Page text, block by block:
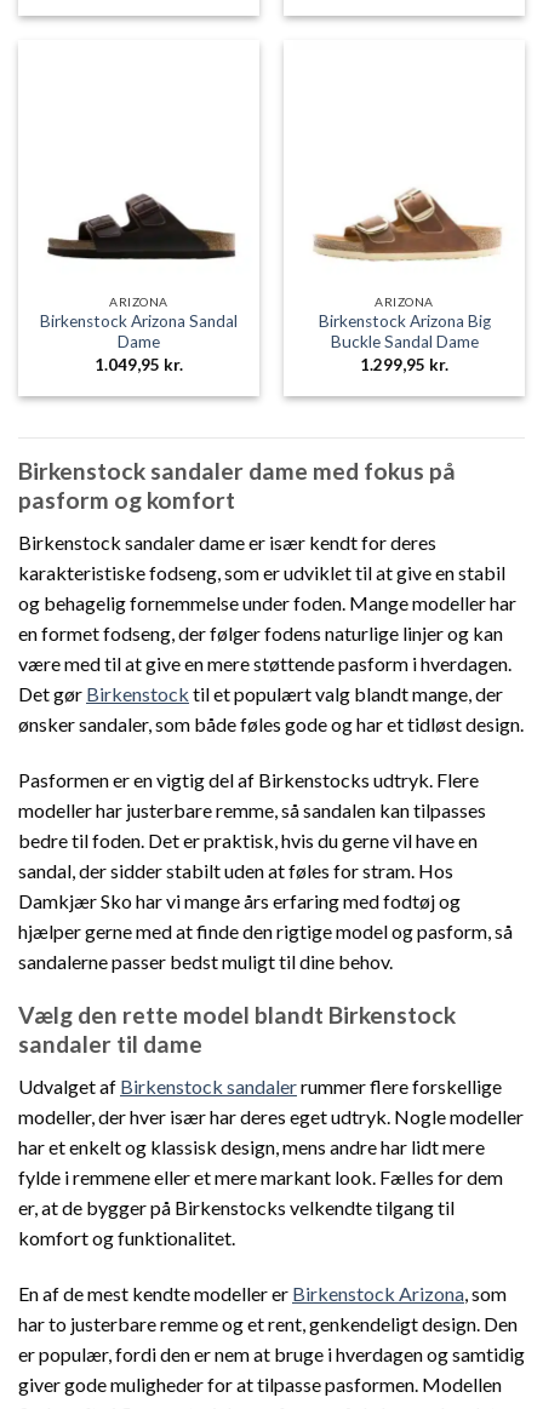
ARIZONA
Birkenstock Arizona Sandal
Dame
1.049,95 kr.
ARIZONA
Birkenstock Arizona Big
Buckle Sandal Dame
1.299,95 kr.
Birkenstock sandaler dame med fokus på
pasform og komfort
Birkenstock sandaler dame er især kendt for deres
karakteristiske fodseng, som er udviklet til at give en stabil
og behagelig fornemmelse under foden. Mange modeller har
en formet fodseng, der følger fodens naturlige linjer og kan
være med til at give en mere støttende pasform i hverdagen.
Det gør Birkenstock til et populært valg blandt mange, der
ønsker sandaler, som både føles gode og har et tidløst design.
Pasformen er en vigtig del af Birkenstocks udtryk. Flere
modeller har justerbare remme, så sandalen kan tilpasses
bedre til foden. Det er praktisk, hvis du gerne vil have en
sandal, der sidder stabilt uden at føles for stram. Hos
Damkjær Sko har vi mange års erfaring med fodtøj og
hjælper gerne med at finde den rigtige model og pasform, så
sandalerne passer bedst muligt til dine behov.
Vælg den rette model blandt Birkenstock
sandaler til dame
Udvalget af Birkenstock sandalerrummer flere forskellige
modeller, der hver især har deres eget udtryk. Nogle modeller
har et enkelt og klassisk design, mens andre har lidt mere
fylde i remmene eller et mere markant look. Fælles for dem
er, at de bygger på Birkenstocks velkendte tilgang til
komfort og funktionalitet.
En af de mest kendte modeller er Birkenstock Arizona , som
har to justerbare remme og et rent, genkendeligt design. Den
er populær, fordi den er nem at bruge i hverdagen og samtidig
giver gode muligheder for at tilpasse pasformen. Modellen